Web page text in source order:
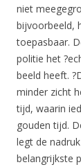
niet
bijvoorbeeld,
toepasbaar.
politie het
beeld heeft.
minder zicht
tijd, waarin
gouden tijd.
legt de
belangrijkste